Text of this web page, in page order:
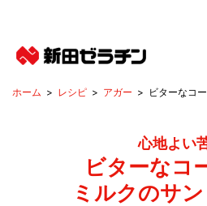
レシピ アガー ビターなコ
心地よい
ビターなコ
ミルクのサ